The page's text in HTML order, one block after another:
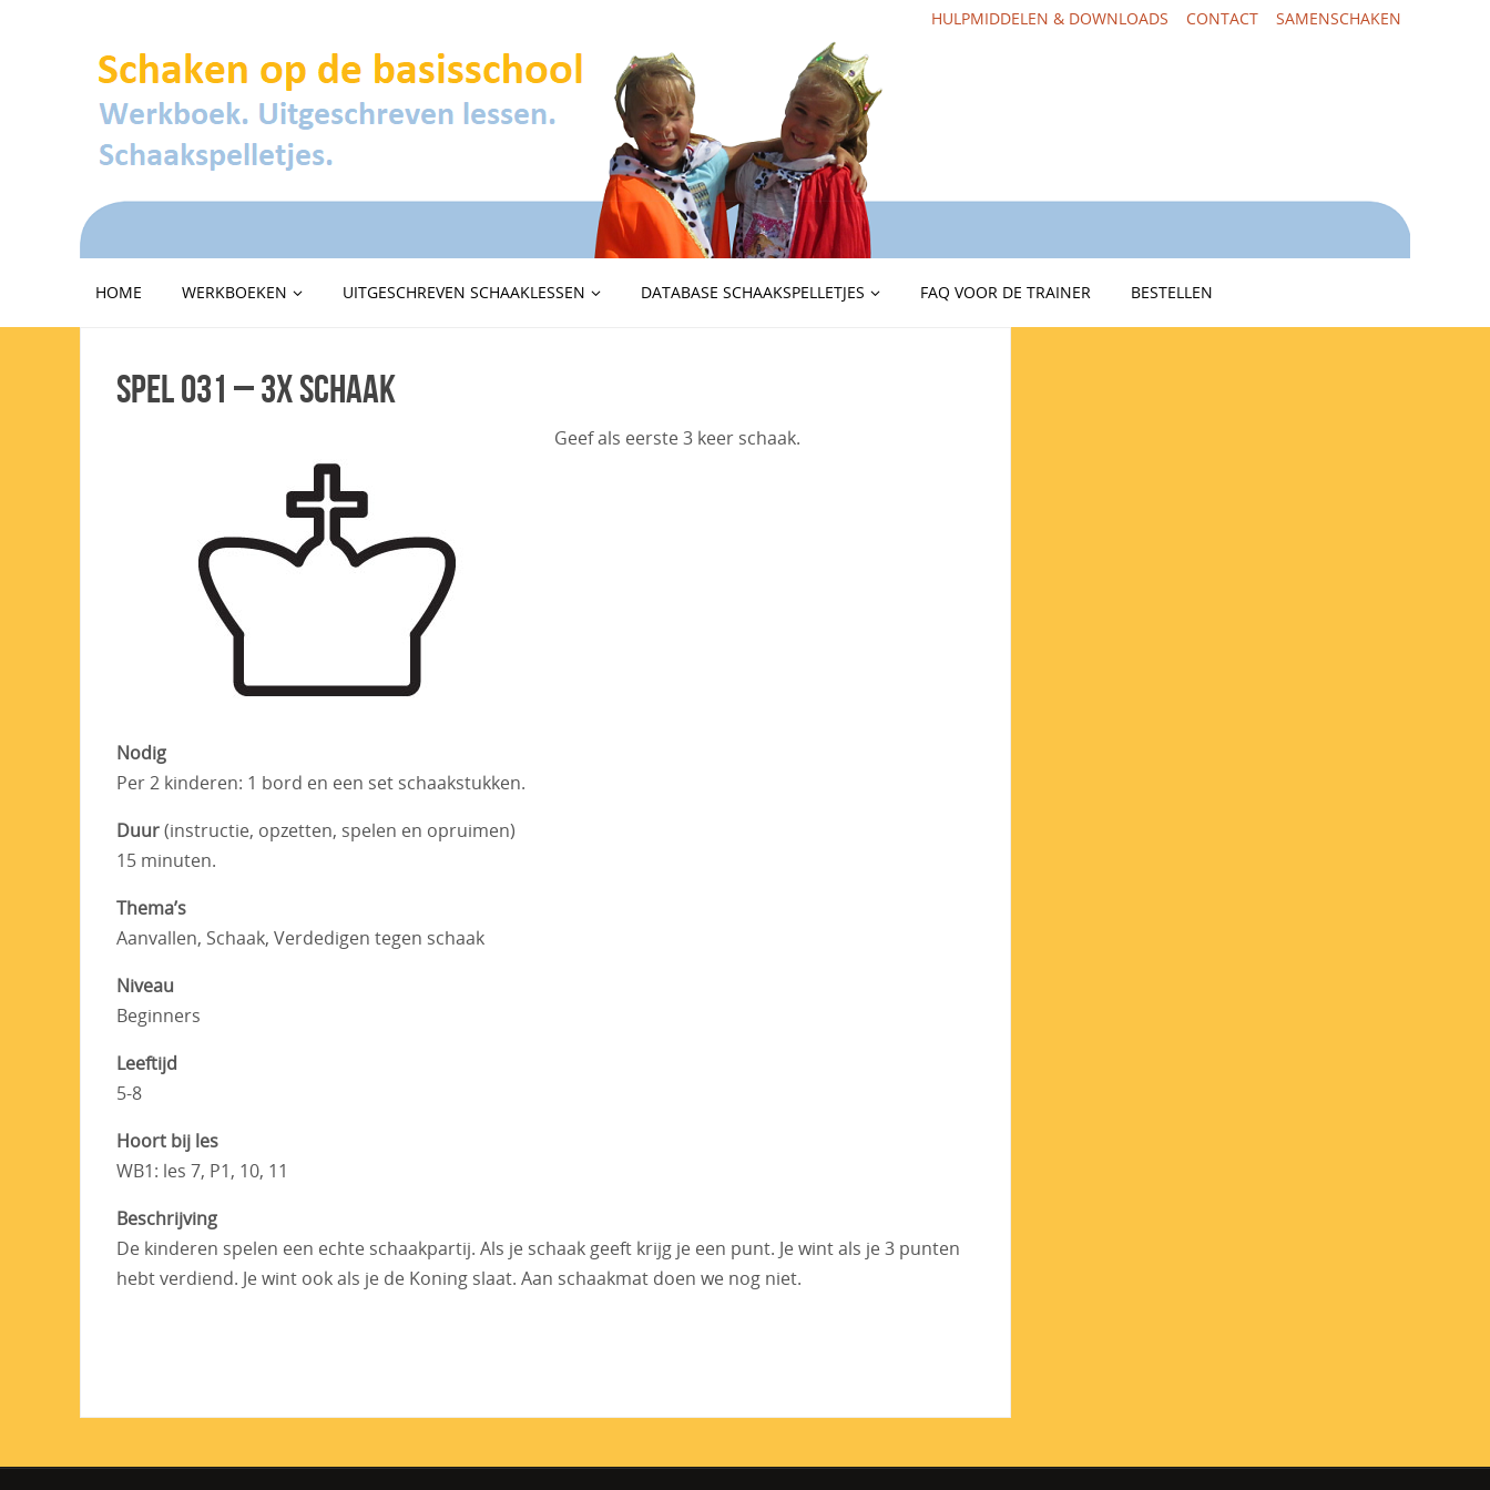
HULPMIDDELEN & DOWNLOADS CONTACT SAMENSCHAKEN
HOME WERKBOEKEN UITGESCHREVEN SCHAAKLESSEN DATABASE SCHAAKSPELLETJES FAQ VOOR DE TRAINER BESTELLEN
Spel 031 – 3x schaak
Geef als eerste 3 keer schaak.
Nodig
Per 2 kinderen: 1 bord en een set schaakstukken.
Duur(instructie, opzetten, spelen en opruimen)
15 minuten.
Thema’s
Aanvallen, Schaak, Verdedigen tegen schaak
Niveau
Beginners
Leeftijd
5-8
Hoort bij les
WB1: les 7, P1, 10, 11
Beschrijving
De kinderen spelen een echte schaakpartij. Als je schaak geeft krijg je een punt. Je wint als je 3 punten
hebt verdiend. Je wint ook als je de Koning slaat. Aan schaakmat doen we nog niet.